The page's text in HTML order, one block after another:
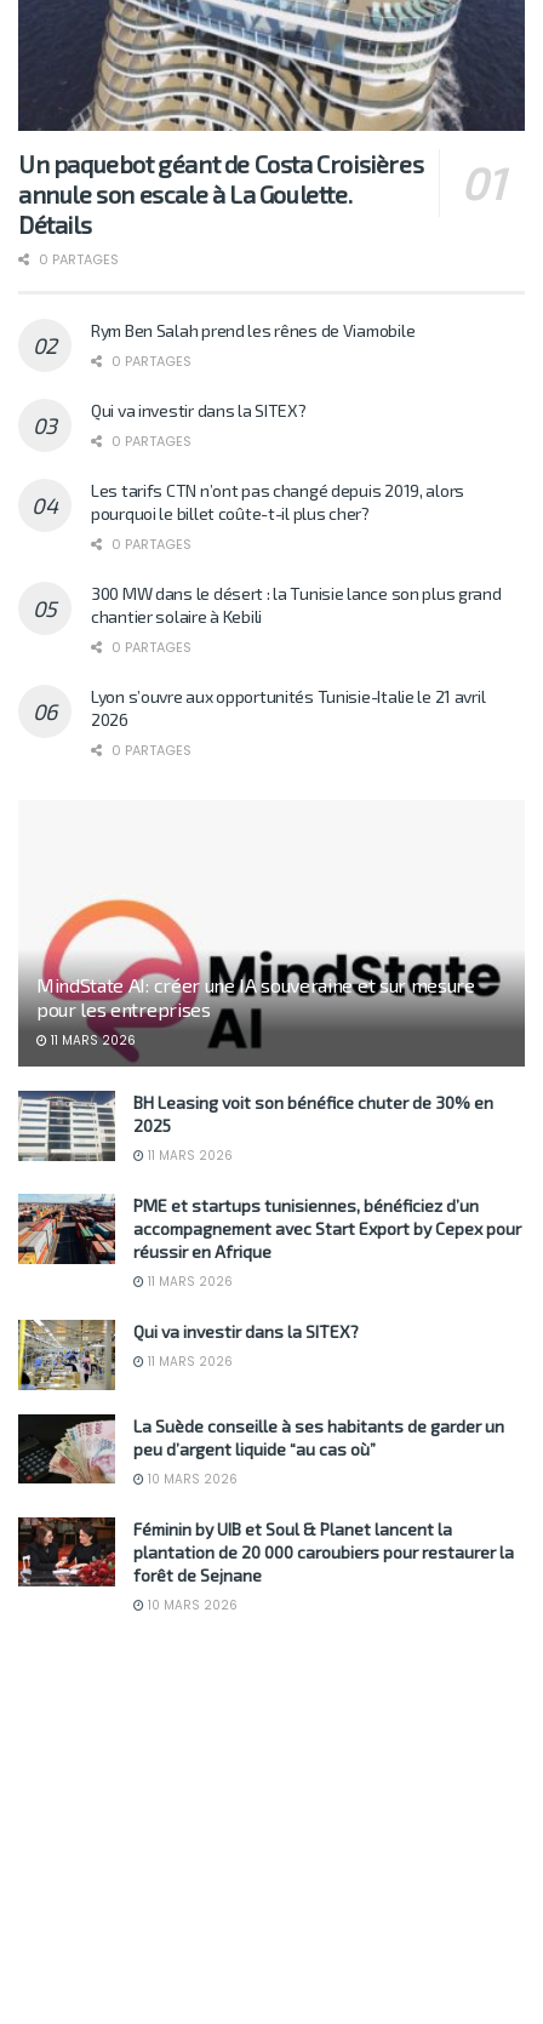
Un paquebot géant de Costa Croisières
annule son escale à La Goulette.
Détails
0 PARTAGES
Rym Ben Salah prend les rênes de Viamobile
0 PARTAGES
Qui va investir dans la SITEX?
0 PARTAGES
Les tarifs CTN n’ont pas changé depuis 2019, alors
pourquoi le billet coûte-t-il plus cher?
0 PARTAGES
300 MW dans le désert : la Tunisie lance son plus grand
chantier solaire à Kebili
0 PARTAGES
Lyon s’ouvre aux opportunités Tunisie-Italie le 21 avril
2026
0 PARTAGES
MindState AI: créer une IA souveraine et sur mesure
pour les entreprises
11 MARS 2026
BH Leasing voit son bénéfice chuter de 30% en
2025
11 MARS 2026
PME et startups tunisiennes, bénéficiez d’un
accompagnement avec Start Export by Cepex pour
réussir en Afrique
11 MARS 2026
Qui va investir dans la SITEX?
11 MARS 2026
La Suède conseille à ses habitants de garder un
peu d’argent liquide “au cas où”
10 MARS 2026
Féminin by UIB et Soul & Planet lancent la
plantation de 20 000 caroubiers pour restaurer la
forêt de Sejnane
10 MARS 2026